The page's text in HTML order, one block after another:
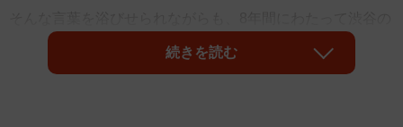
ゴミ問題と向き合い続けてきた男性がいます。Xで活動を発
信している“リアルライフヒーロー”（覆面ボランティア）の
続きを読む